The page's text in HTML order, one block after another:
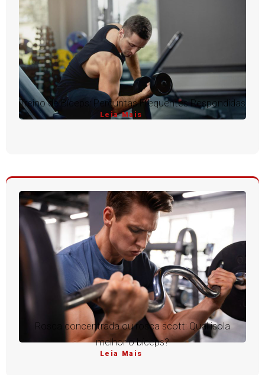
Treino de Bíceps: Perguntas Frequentes Respondidas
Leia Mais
Rosca concentrada ou rosca scott: Qual isola
melhor o bíceps?
Leia Mais